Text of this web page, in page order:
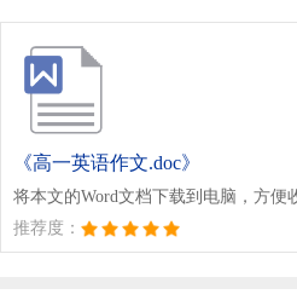
《高一英语作文.doc》
将本文的Word文档下载到电脑，方便
推荐度：